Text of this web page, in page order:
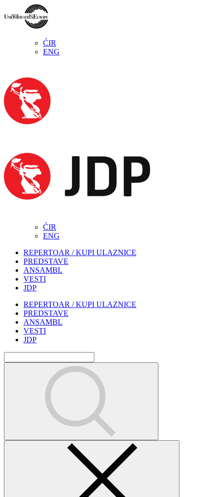
ĆIR
ENG
ĆIR
ENG
REPERTOAR / KUPI ULAZNICE
PREDSTAVE
ANSAMBL
VESTI
JDP
REPERTOAR / KUPI ULAZNICE
PREDSTAVE
ANSAMBL
VESTI
JDP